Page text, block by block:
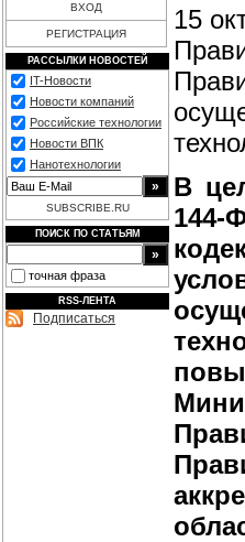
ВХОД
РЕГИСТРАЦИЯ
РАССЫЛКИ НОВОСТЕЙ
IT-Новости
Новости компаний
Российские технологии
Новости ВПК
Нанотехнологии
SUBSCRIBE.RU
ПОИСК ПО СТАТЬЯМ
точная фраза
RSS-ЛЕНТА
Подписаться
15
В